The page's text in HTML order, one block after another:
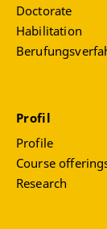
Doctorate
Habilitation
Profil
Profile
Course
Research